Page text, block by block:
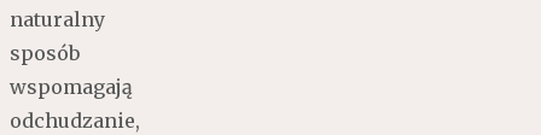
naturalny
sposób
wspomagają
odchudzanie,